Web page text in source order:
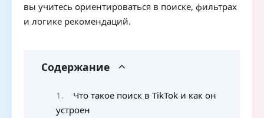
вы учитесь ориентироваться в поиске, фильтрах
и логике рекомендаций.
Содержание
Что такое поиск в TikTok и как он
устроен